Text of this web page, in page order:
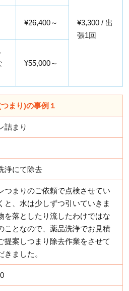
¥3,300 / 出
張1回
¥26,400～
¥55,000～
つまり)の事例１
詰まり
浄にて除去
つまりのご依頼で点検させてい
と、水は少しずつ引いていきま
を落としたり流したわけではな
ことなので、薬品洗浄でお見積
提案しつまり除去作業をさせて
きました。